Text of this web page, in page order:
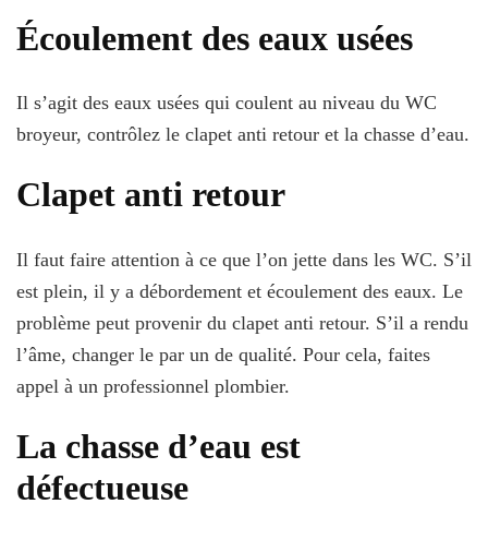
Écoulement des eaux usées
Il s’agit des eaux usées qui coulent au niveau du WC
broyeur, contrôlez le clapet anti retour et la chasse d’eau.
Clapet anti retour
Il faut faire attention à ce que l’on jette dans les WC. S’il
est plein, il y a débordement et écoulement des eaux. Le
problème peut provenir du clapet anti retour. S’il a rendu
l’âme, changer le par un de qualité. Pour cela, faites
appel à un professionnel plombier.
La chasse d’eau est
défectueuse